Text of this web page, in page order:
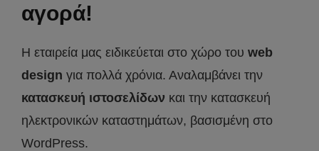
αγορά!
Η εταιρεία μας ειδικεύεται στο χώρο του web
design για πολλά χρόνια. Αναλαμβάνει την
κατασκευή ιστοσελίδων και την κατασκευή
ηλεκτρονικών καταστημάτων, βασισμένη στο
WordPress.